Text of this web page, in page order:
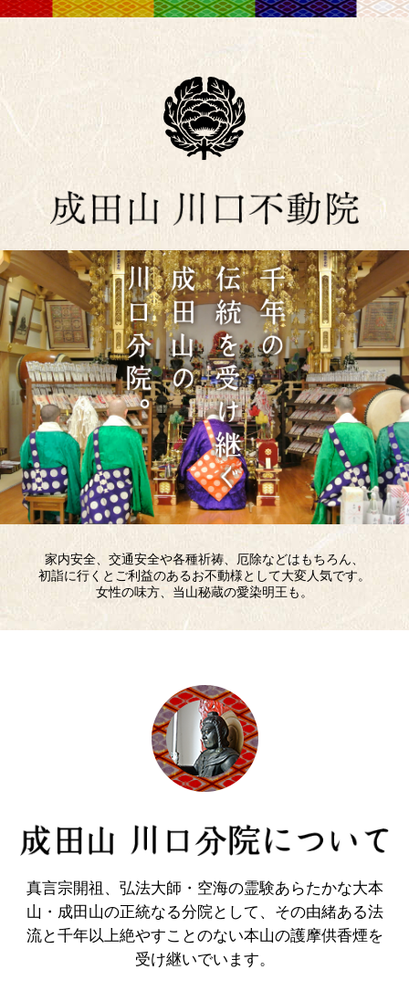
家内安全、交通安全や各種祈祷、厄除などはもちろん、
初詣に行くとご利益のあるお不動様として大変人気です。
女性の味方、当山秘蔵の愛染明王も。
真言宗開祖、弘法大師・空海の霊験あらたかな大本
山・成田山の正統なる分院として、 その由緒ある法
流と千年以上絶やすことのない本山の護摩供香煙を
受け継いでいます。